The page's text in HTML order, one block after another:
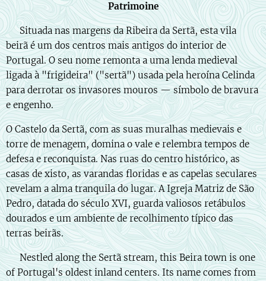
Patrimoine
🇵🇹 Situada nas margens da Ribeira da Sertã, esta vila
beirã é um dos centros mais antigos do interior de
Portugal. O seu nome remonta a uma lenda medieval
ligada à "frigideira" ("sertã") usada pela heroína Celinda
para derrotar os invasores mouros — símbolo de bravura
e engenho.
O Castelo da Sertã, com as suas muralhas medievais e
torre de menagem, domina o vale e relembra tempos de
defesa e reconquista. Nas ruas do centro histórico, as
casas de xisto, as varandas floridas e as capelas seculares
revelam a alma tranquila do lugar. A Igreja Matriz de São
Pedro, datada do século XVI, guarda valiosos retábulos
dourados e um ambiente de recolhimento típico das
terras beirãs.
🇬🇧 Nestled along the Sertã stream, this Beira town is one
of Portugal's oldest inland centers. Its name comes from